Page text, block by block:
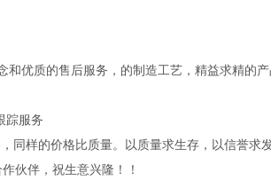
优质的售后服务，的制造工艺，精益求精的
踪服务
同样的价格比质量。以质量求生存，以信誉求发
伙伴，祝生意兴隆！！